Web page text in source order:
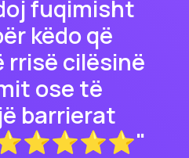
fuqimisht
këdo që
rrisë cilësinë
ose të
barrierat